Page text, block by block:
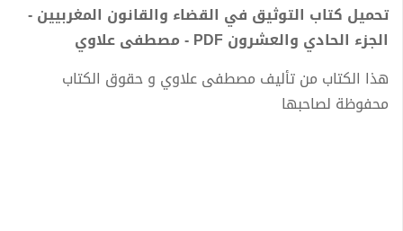
تحميل كتاب التوثيق في القضاء والقانون المغربيين -
الجزء الحادي والعشرون PDF - مصطفى علاوي
هذا الكتاب من تأليف مصطفى علاوي و حقوق الكتاب
محفوظة لصاحبها